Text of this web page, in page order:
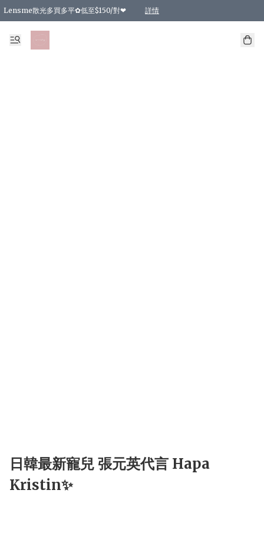
Lensme散光多買多平✿低至$150/對❤ 詳情
台灣Karacon⁩✧日拋 特價清貨❁⃘
日本韓國多款日/月拋現貨☼ 特價❤︎數量有限 售完即止
🇰🇷韓國多款月拋現貨 特價兩對$99✿數量有限 售完即止♫
精選商品，任選買2件或以上9 折；買4件或以上85 折；買6件或以上8 折
精選商品，任選買2件HKD 140.00；買4件HKD 260.00
精選商品，任選買2件HKD 190.00；買4件HKD 360.00
精選商品，任選買2件HKD 110.00；買4件HKD 180.00
精選商品，任選買2件HKD 170.00；買4件HKD 320.00
精選商品，任選買2件或以上減HKD 148.00
精選商品，任選買2件或以上減HKD 148.00
精選商品，任選買2件或以上95 折；買4件或以上9 折；買6件或以上85 折；買8件
精選商品，任選買12件或以上87 折
精選商品，任選買2件或以上減HKD 16.00；買4件或以上減HKD 32.00；買6
精選商品，任選買2件或以上95 折；買4件或以上9 折；買8件或以上85 折；買12
購物滿 HKD 800.00即享免運費優惠！（適用於 特定的送貨方式 )
日韓最新寵兒 張元英代言 Hapa
Kristin✨